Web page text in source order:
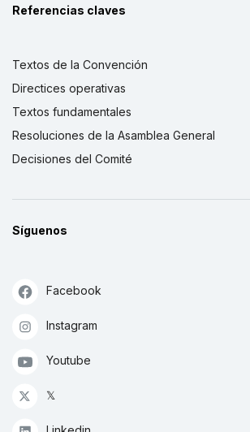
Referencias claves
Textos de la Convención
Directices operativas
Textos fundamentales
Resoluciones de la Asamblea General
Decisiones del Comité
Síguenos
Facebook
Instagram
Youtube
𝕏